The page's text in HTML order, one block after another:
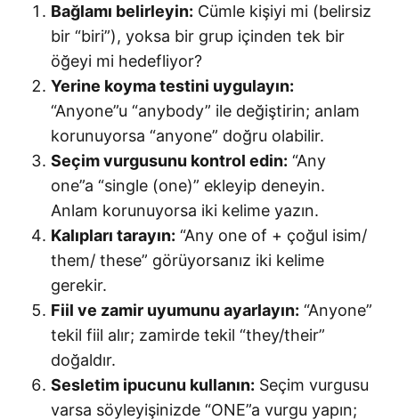
Bağlamı belirleyin: Cümle kişiyi mi (belirsiz
bir “biri”), yoksa bir grup içinden tek bir
öğeyi mi hedefliyor?
Yerine koyma testini uygulayın:
“Anyone”u “anybody” ile değiştirin; anlam
korunuyorsa “anyone” doğru olabilir.
Seçim vurgusunu kontrol edin: “Any
one”a “single (one)” ekleyip deneyin.
Anlam korunuyorsa iki kelime yazın.
Kalıpları tarayın: “Any one of + çoğul isim/
them/ these” görüyorsanız iki kelime
gerekir.
Fiil ve zamir uyumunu ayarlayın: “Anyone”
tekil fiil alır; zamirde tekil “they/their”
doğaldır.
Sesletim ipucunu kullanın: Seçim vurgusu
varsa söyleyişinizde “ONE”a vurgu yapın;